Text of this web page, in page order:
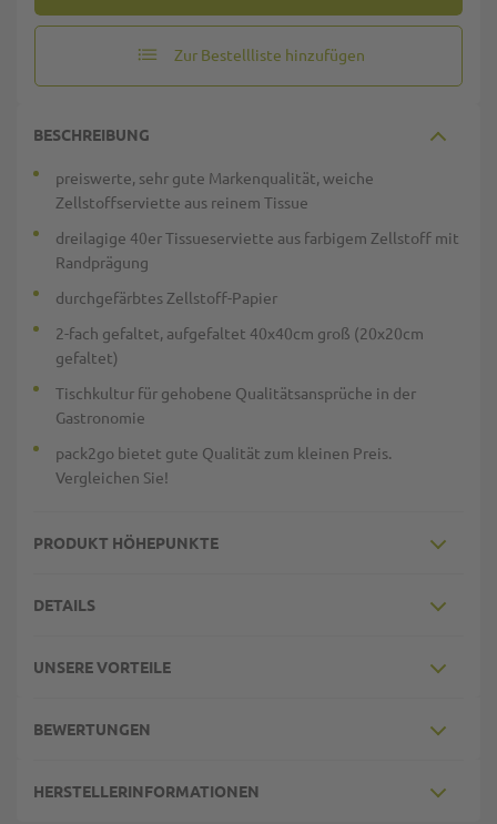
Zur Bestellliste hinzufügen
BESCHREIBUNG
preiswerte, sehr gute Markenqualität, weiche
Zellstoffserviette aus reinem Tissue
dreilagige 40er Tissueserviette aus farbigem Zellstoff mit
Randprägung
durchgefärbtes Zellstoff-Papier
2-fach gefaltet, aufgefaltet 40x40cm groß (20x20cm
gefaltet)
Tischkultur für gehobene Qualitätsansprüche in der
Gastronomie
pack2go bietet gute Qualität zum kleinen Preis.
Vergleichen Sie!
PRODUKT HÖHEPUNKTE
DETAILS
UNSERE VORTEILE
BEWERTUNGEN
HERSTELLERINFORMATIONEN